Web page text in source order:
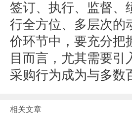
签订、执行、监督、
行全方位、多层次的
价环节中，要充分把
目而言，尤其需要
采购行为成为与多数
相关文章